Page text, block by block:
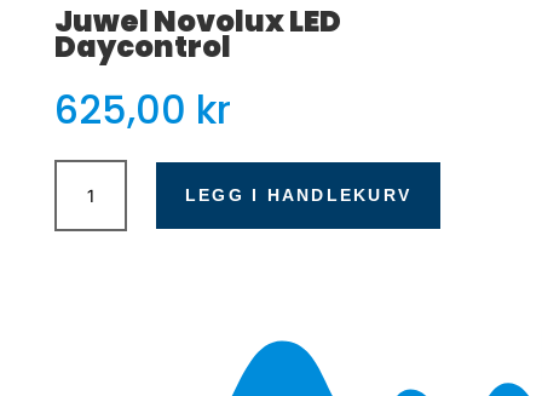
Juwel Novolux LED
Daycontrol
625,00 kr
Juwel
Novolux
LED
LEGG I HANDLEKURV